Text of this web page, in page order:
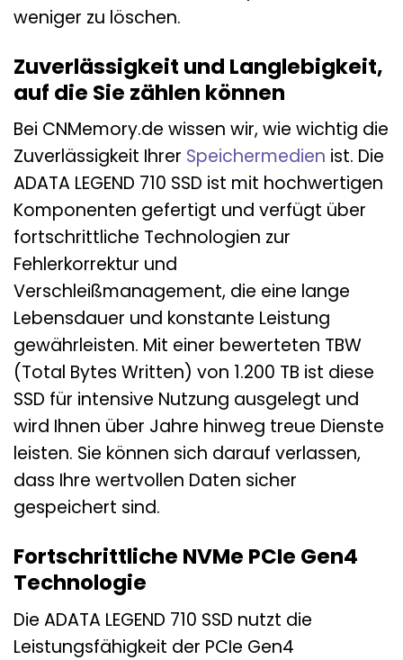
weniger zu löschen.
Zuverlässigkeit und Langlebigkeit,
auf die Sie zählen können
Bei CNMemory.de wissen wir, wie wichtig die
Zuverlässigkeit Ihrer Speichermedien ist. Die
ADATA LEGEND 710 SSD ist mit hochwertigen
Komponenten gefertigt und verfügt über
fortschrittliche Technologien zur
Fehlerkorrektur und
Verschleißmanagement, die eine lange
Lebensdauer und konstante Leistung
gewährleisten. Mit einer bewerteten TBW
(Total Bytes Written) von 1.200 TB ist diese
SSD für intensive Nutzung ausgelegt und
wird Ihnen über Jahre hinweg treue Dienste
leisten. Sie können sich darauf verlassen,
dass Ihre wertvollen Daten sicher
gespeichert sind.
Fortschrittliche NVMe PCIe Gen4
Technologie
Die ADATA LEGEND 710 SSD nutzt die
Leistungsfähigkeit der PCIe Gen4